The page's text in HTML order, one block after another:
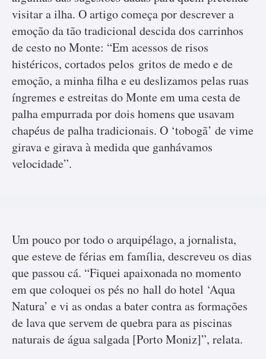
visitar a ilha. O artigo começa por descrever a
emoção da tão tradicional descida dos carrinhos
de cesto no Monte: “Em acessos de risos
histéricos, cortados pelos gritos de medo e de
emoção, a minha filha e eu deslizamos pelas ruas
íngremes e estreitas do Monte em uma cesta de
palha empurrada por dois homens que usavam
chapéus de palha tradicionais. O ‘tobogã’ de vime
girava e girava à medida que ganhávamos
velocidade”.
Um pouco por todo o arquipélago, a jornalista,
que esteve de férias em família, descreveu os dias
que passou cá. “Fiquei apaixonada no momento
em que coloquei os pés no hall do hotel ‘Aqua
Natura’ e vi as ondas a bater contra as formações
de lava que servem de quebra para as piscinas
naturais de água salgada [Porto Moniz]”, relata.